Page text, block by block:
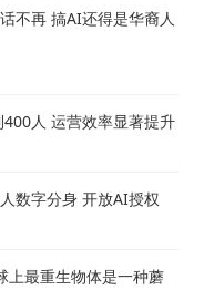
不再 搞AI还得是华裔人
人 运营效率显著提升
数字分身 开放AI授权
上最重生物体是一种蘑